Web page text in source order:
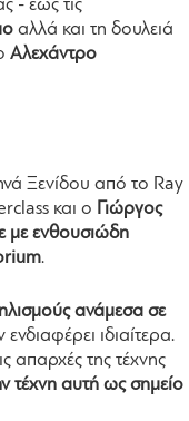
- έως τις
αλλά και τη δουλειά
Αλεχάντρο
Ξενίδου από το Ray
και ο
Γιώργος
με ενθουσιώδη
.
ανάμεσα σε
ιδιαίτερα.
απαρχές της τέχνης
τέχνη αυτή ως σημείο